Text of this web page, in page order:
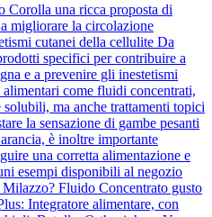
Corolla una ricca proposta di
migliorare la circolazione
cutanei della cellulite Da
specifici per contribuire a
e a prevenire gli inestetismi
come fluidi concentrati,
ma anche trattamenti topici
la sensazione di gambe pesanti
è inoltre importante
una corretta alimentazione e
esempi disponibili al negozio
Fluido Concentrato gusto
Integratore alimentare, con